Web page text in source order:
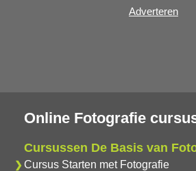
Adverteren
Online Fotografie
Cursussen De Basis van
Cursus Starten met Fotografie